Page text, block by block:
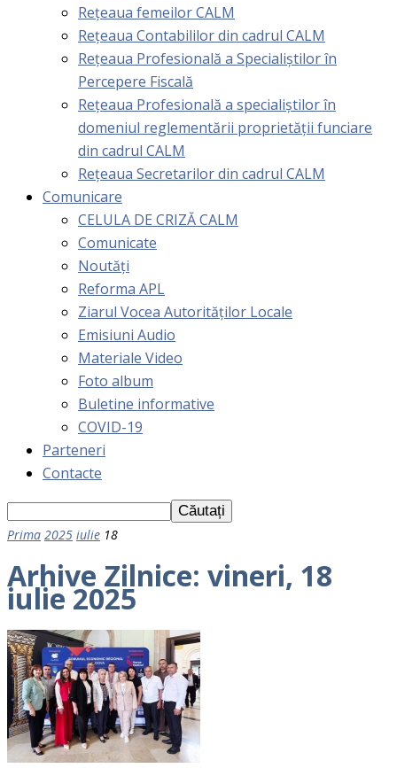
Rețeaua femeilor CALM
Rețeaua Contabililor din cadrul CALM
Rețeaua Profesională a Specialiștilor în
Percepere Fiscală
Reţeaua Profesională a specialiştilor în
domeniul reglementării proprietăţii funciare
din cadrul CALM
Rețeaua Secretarilor din cadrul CALM
Comunicare
CELULA DE CRIZĂ CALM
Comunicate
Noutăți
Reforma APL
Ziarul Vocea Autorităților Locale
Emisiuni Audio
Materiale Video
Foto album
Buletine informative
COVID-19
Parteneri
Contacte
Prima 2025 iulie 18
Arhive Zilnice: vineri, 18
iulie 2025